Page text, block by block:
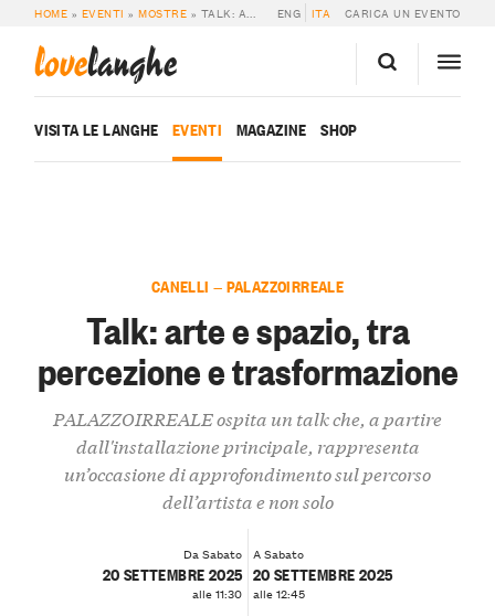
HOME » EVENTI »MOSTRE » TALK: ARTE E SPAZIO, TRA PERCEZIONE E TRASFORMAZIONE ENG ITA CARICA UN EVENTO
lovelanghe
VISITA LE LANGHE EVENTI MAGAZINE SHOP
CANELLI — PALAZZOIRREALE
Talk: arte e spazio, tra
percezione e trasformazione
PALAZZOIRREALE ospita un talk che, a partire
dall'installazione principale, rappresenta
un’occasione di approfondimento sul percorso
dell’artista e non solo
Da Sabato
20 SETTEMBRE 2025
alle 11:30
A Sabato
20 SETTEMBRE 2025
alle 12:45